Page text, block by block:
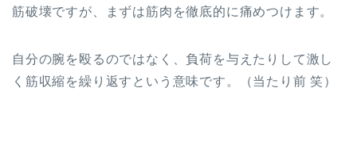
筋破壊ですが、まずは筋肉を徹底的に痛めつけます。
自分の腕を殴るのではなく、負荷を与えたりして激し
く筋収縮を繰り返すという意味です。（当たり前 笑）